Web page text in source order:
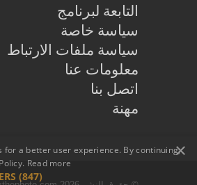
التابعة لبرنامج
سياسة خاصة
سياسة ملفات الارتباط
معلومات عنا
اتصل بنا
مهنة
×
for a better user experience. By continuing,
Read more
(847) →